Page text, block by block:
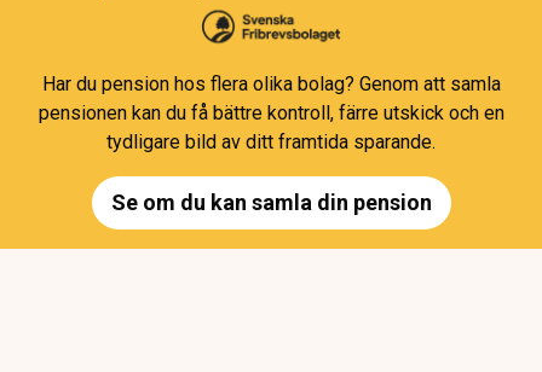
Har du pension hos flera olika bolag? Genom att samla
pensionen kan du få bättre kontroll, färre utskick och en
tydligare bild av ditt framtida sparande.
Se om du kan samla din pension